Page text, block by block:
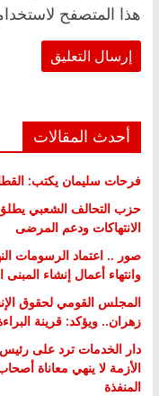
هذا المتصفح
أحدث المقالات
فرحات سليمان يكتب:
حزب التحالف الشعبي
الانتهاكات ودعم المرضى
صور .. اعتماد الرسومات
وانتهاء أعمال إنشاء المبنى
المجلس القومي لحقوق
زهران.. ويؤكد: قرينة
دار الخدمات ترد على رئيس
الأزمة لا ينهي معاناة
المنفذة